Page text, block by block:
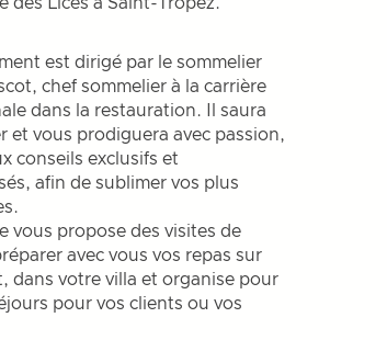
est dirigé par le sommelier
chef sommelier à la carrière
dans la restauration. Il saura
et vous prodiguera avec passion,
conseils exclusifs et
afin de sublimer vos plus
vous propose des visites de
avec vous vos repas sur
dans votre villa et organise pour
pour vos clients ou vos